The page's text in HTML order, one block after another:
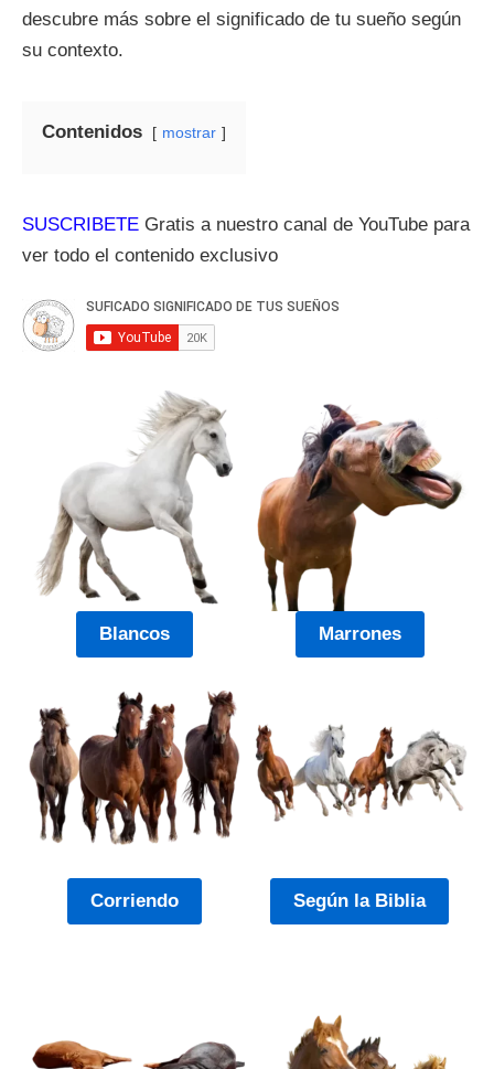
descubre más sobre el significado de tu sueño según
su contexto.
Contenidos mostrar
SUSCRIBETE Gratis a nuestro canal de YouTube para
ver todo el contenido exclusivo
Blancos Marrones
Corriendo Según la Biblia